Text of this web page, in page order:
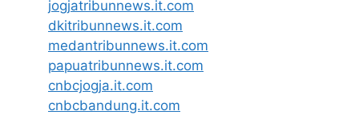
jogjatribunnews.it.com
dkitribunnews.it.com
medantribunnews.it.com
papuatribunnews.it.com
cnbcjogja.it.com
cnbcbandung.it.com